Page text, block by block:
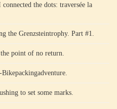
the dots: traversée la
the Grenzsteintrophy. Part #1.
point of no return.
to set some marks.